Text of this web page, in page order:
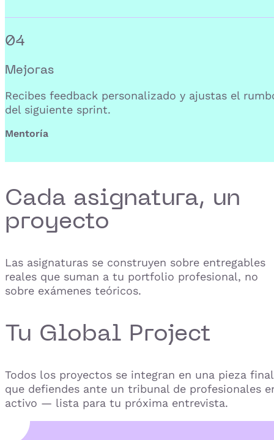
04
Mejoras
Recibes feedback personalizado y ajustas el
del siguiente sprint.
Mentoría
Cada asignatura, un
proyecto
Las asignaturas se construyen sobre entregables
reales que suman a tu portfolio profesional, no
sobre exámenes teóricos.
Tu Global Project
Todos los proyectos se integran en una pieza final
que defiendes ante un tribunal de profesionales
activo — lista para tu próxima entrevista.